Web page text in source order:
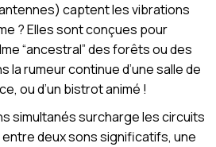
captent les vibrations
? Elles sont conçues pour
“ancestral” des forêts ou des
la rumeur continue d’une salle de
ou d’un bistrot animé !
simultanés surcharge les circuits
deux sons significatifs, une